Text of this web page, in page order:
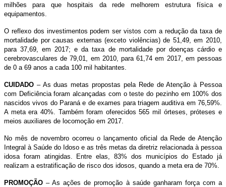
milhões para que hospitais da rede melhorem estrutura física e
equipamentos.
O reflexo dos investimentos podem ser vistos com a redução da taxa de
mortalidade por causas externas (exceto violências) de 51,49, em 2010,
para 37,69, em 2017; e da taxa de mortalidade por doenças cárdio e
cerebrovasculares de 79,01, em 2010, para 61,74 em 2017, em pessoas
de 0 a 69 anos a cada 100 mil habitantes.
CUIDADO – As duas metas propostas pela Rede de Atenção à Pessoa
com Deficiência foram alcançadas com o teste do pezinho em 100% dos
nascidos vivos do Paraná e de exames para triagem auditiva em 76,59%.
A meta era 40%. Também foram oferecidos 565 mil órteses, próteses e
meios auxiliares de locomoção em 2017.
No mês de novembro ocorreu o lançamento oficial da Rede de Atenção
Integral à Saúde do Idoso e as três metas da diretriz relacionada à pessoa
idosa foram atingidas. Entre elas, 83% dos municípios do Estado já
realizam a estratificação de risco dos idosos, quando a meta era de 70%.
PROMOÇÃO – As ações de promoção à saúde ganharam força com a